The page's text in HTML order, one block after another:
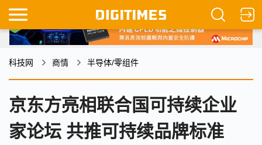
科技网 商情 半导体/零组件
京东方亮相联合国可持续企业
家论坛 共推可持续品牌标准